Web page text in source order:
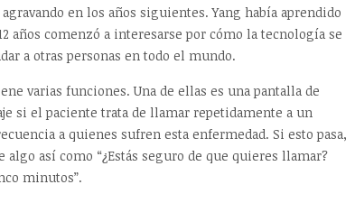
en los años siguientes. Yang había aprendido
años comenzó a interesarse por cómo la tecnología se
a otras personas en todo el mundo.
varias funciones. Una de ellas es una pantalla de
si el paciente trata de llamar repetidamente a un
a quienes sufren esta enfermedad. Si esto pasa,
así como “¿Estás seguro de que quieres llamar?
minutos”.